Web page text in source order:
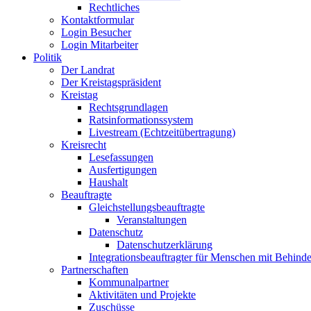
Rechtliches
Kontaktformular
Login Besucher
Login Mitarbeiter
Politik
Der Landrat
Der Kreistagspräsident
Kreistag
Rechtsgrundlagen
Ratsinformationssystem
Livestream (Echtzeitübertragung)
Kreisrecht
Lesefassungen
Ausfertigungen
Haushalt
Beauftragte
Gleichstellungsbeauftragte
Veranstaltungen
Datenschutz
Datenschutzerklärung
Integrationsbeauftragter für Menschen mit
Partnerschaften
Kommunalpartner
Aktivitäten und Projekte
Zuschüsse